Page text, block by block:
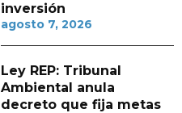
inversión
agosto 7, 2026
Ley REP: Tribunal
Ambiental anula
decreto que fija metas